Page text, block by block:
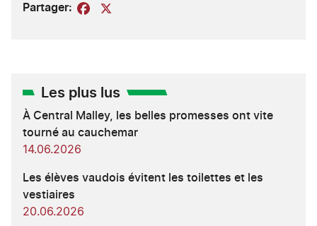
Partager: Facebook
Les plus lus
À Central Malley, les belles promesses ont vite
tourné au cauchemar
14.06.2026
Les élèves vaudois évitent les toilettes et les
vestiaires
20.06.2026